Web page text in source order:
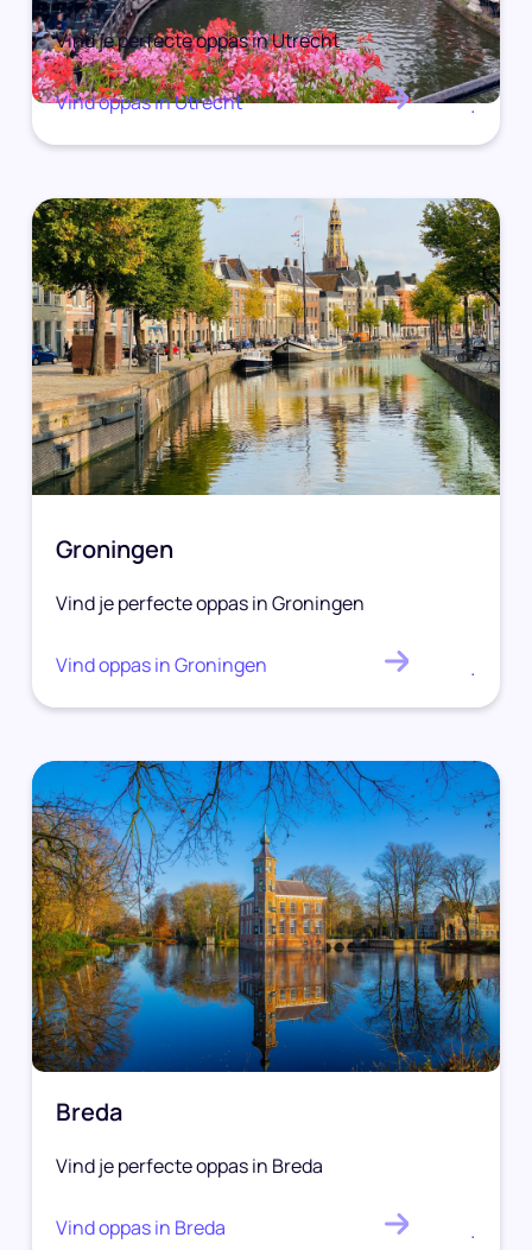
Vind je perfecte oppas in Utrecht
Vind oppas in Utrecht .
Groningen
Vind je perfecte oppas in Groningen
Vind oppas in Groningen .
Breda
Vind je perfecte oppas in Breda
Vind oppas in Breda .